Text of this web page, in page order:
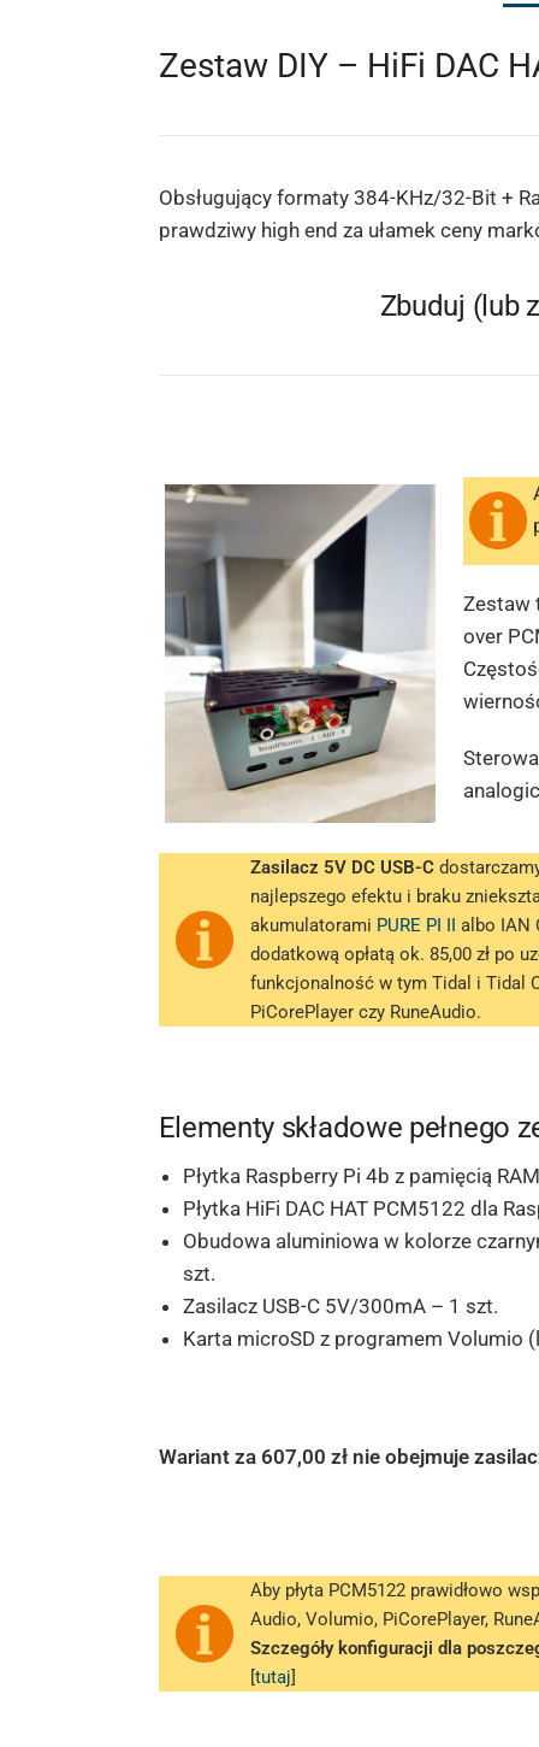
Zestaw DIY – HiFi DAC
Obsługujący formaty 384-KHz/32-Bit +
prawdziwy high end za ułamek ceny
Zbuduj (lub
Zestaw
over
Zasilacz 5V DC USB-C
najlepszego efektu i braku
akumulatorami PURE PI II
albo IAN
dodatkową opłatą ok. 85,00 zł po
funkcjonalność w tym Tidal i Tidal
PiCorePlayer czy RuneAudio.
Elementy składowe pełnego
Płytka Raspberry Pi 4b z pamięcią
Płytka HiFi DAC HAT PCM5122 dla
Obudowa aluminiowa w kolorze
szt.
Zasilacz USB-C 5V/300mA – 1 szt.
Karta microSD z programem Volumio
Wariant za 607,00 zł nie obejmuje
Aby płyta PCM5122 prawidłowo
Audio, Volumio, PiCorePlayer,
Szczegóły konfiguracji dla
[tutaj]